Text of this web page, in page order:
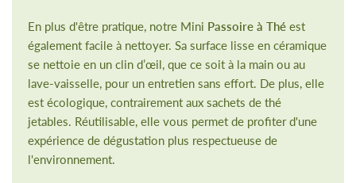
En plus d'être pratique, notre Mini Passoire à Thé est
également facile à nettoyer. Sa surface lisse en céramique
se nettoie en un clin d’œil, que ce soit à la main ou au
lave-vaisselle, pour un entretien sans effort. De plus, elle
est écologique, contrairement aux sachets de thé
jetables. Réutilisable, elle vous permet de profiter d'une
expérience de dégustation plus respectueuse de
l'environnement.